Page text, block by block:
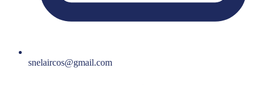
snelaircos@gmail.com